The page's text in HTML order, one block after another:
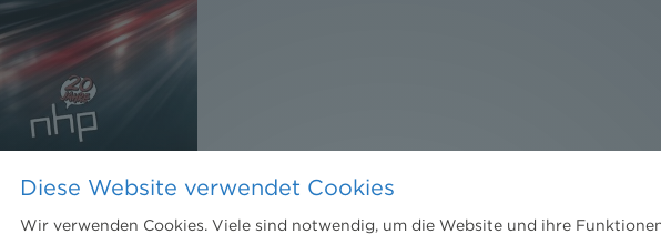
Diese Website verwendet Cookies
Wir verwenden Cookies. Viele sind notwendig, um die Website und ihre